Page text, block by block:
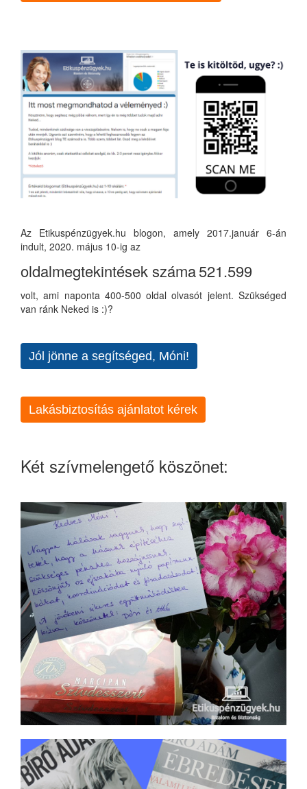
Az Etikuspénzügyek.hu blogon, amely 2017.január 6-án
indult, 2020. május 10-ig az
oldalmegtekintések száma521.599
volt, ami naponta 400-500 oldal olvasót jelent. Szükséged
van ránk Neked is :)?
Jól jönne a segítséged, Móni!
Lakásbiztosítás ajánlatot kérek
Két szívmelengető köszönet: